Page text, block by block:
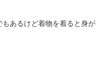
あるけど着物を着ると身が